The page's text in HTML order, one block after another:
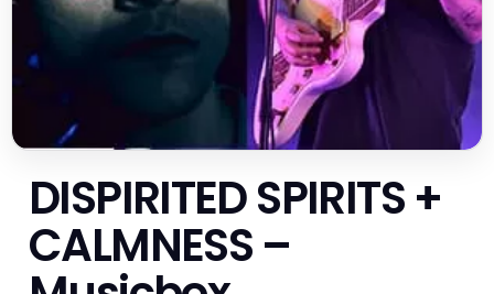
DISPIRITED SPIRITS +
CALMNESS –